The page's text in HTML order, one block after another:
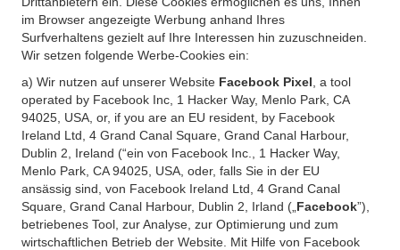
im Browser angezeigte Werbung anhand Ihres
Surfverhaltens gezielt auf Ihre Interessen hin zuzuschneiden.
Wir setzen folgende Werbe-Cookies ein:
a) Wir nutzen auf unserer Website Facebook Pixel , a tool
operated by Facebook Inc, 1 Hacker Way, Menlo Park, CA
94025, USA, or, if you are an EU resident, by Facebook
Ireland Ltd, 4 Grand Canal Square, Grand Canal Harbour,
Dublin 2, Ireland (“ein von Facebook Inc., 1 Hacker Way,
Menlo Park, CA 94025, USA, oder, falls Sie in der EU
ansässig sind, von Facebook Ireland Ltd, 4 Grand Canal
Square, Grand Canal Harbour, Dublin 2, Irland („ Facebook”),
betriebenes Tool, zur Analyse, zur Optimierung und zum
wirtschaftlichen Betrieb der Website. Mit Hilfe von Facebook